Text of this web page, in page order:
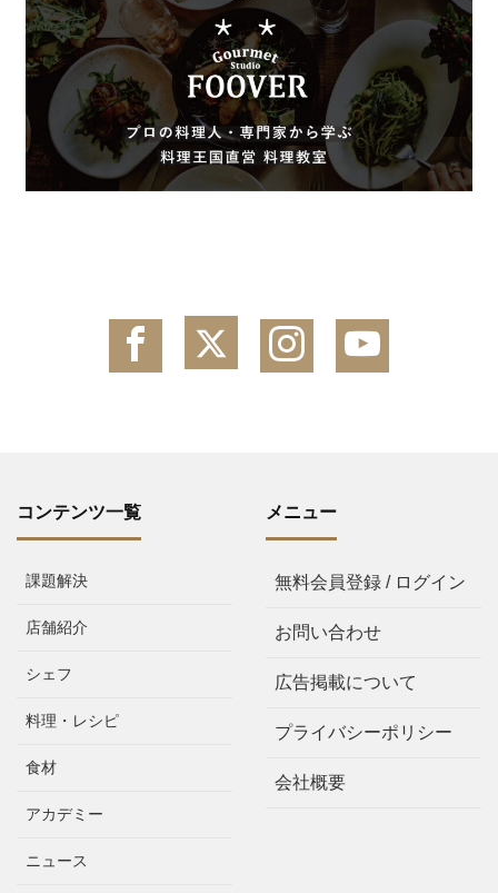
コンテンツ一覧
課題解決
店舗紹介
シェフ
料理・レシピ
食材
アカデミー
ニュース
メニュー
無料会員登録 / ログイン
お問い合わせ
広告掲載について
プライバシーポリシー
会社概要